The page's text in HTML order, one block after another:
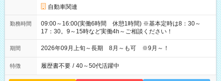
自動車関連
勤務時間
09:00～16:00(実働6時間 休憩1時間) ※基本定時は8：30～
17：30。9～15時など実働4h～ご相談ください！
期間 2026年09月上旬～長期 8月～も可 ※9月～！
特徴 履歴書不要 / 40～50代活躍中